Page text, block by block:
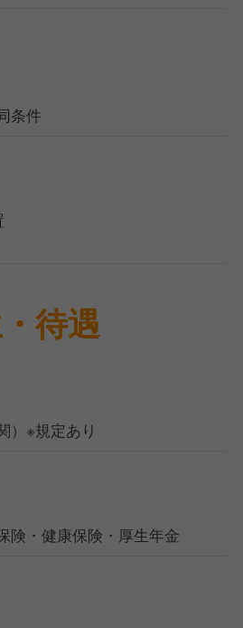
条件
待遇
）※規定あり
険・健康保険・厚生年金